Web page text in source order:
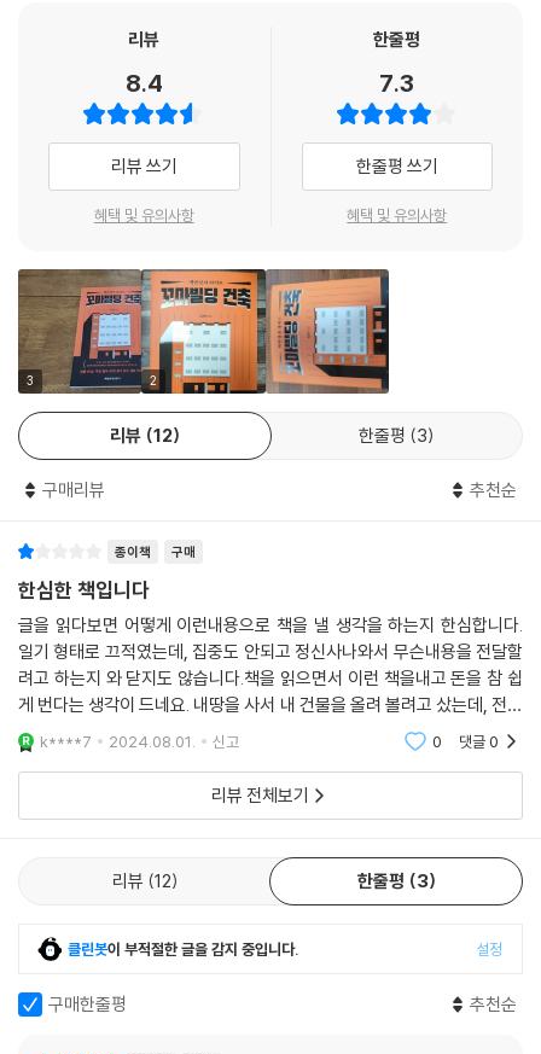
요”라고 잔인하게 설명했다. 청년은 “10만 원만 빼고 나머지는 주시면 안
될까요?”라며, 계약금으로건 20만 원(입주 시 보증금으로 대체됨) 중 10
만 원만 돌려달라고 했다.
-pp. 123~124
마이클이 동석한 두 명의 공무원에게 “여기 분들은 수암천 도심재생사업
편입 토지주입니다. 저 또한 그렇고요. 여기에 온 이유는 담당자로부터 사
리 규제를 풀어달라는 것이고요”라고 일행 소개 및 방문 목적을 밝혔다. 그
러자 왼쪽에 앉은 공무원이 “네, 사업은 계획대로 차질 없이 진행되고 있습
니다. 올해는 설계비가 내려와 설계하고 있으며, 내년 후반기부터 감정평
가액이 나오면 보상이 실시되고, 내후년까지 보상 협의를 마친다는 계획입
니다. 감정평가는 시에서 한 명을 지정하고 도에서 한 명을 지정합니다. 토
지 소유자분들도 과반수 이상 동의하면 한 명을 지정할 수 있는데, 아무래
도 토지 소유자분들이 선임한 감정평가사가 조금 더 유리하게 평가하지 않
을까 생각합니다”라고 적극적으로 안내를 하고, “지번과 연락처를 남겨
다.
고시원은 전체 방 구조와 내부만 둘러보고 끝냈다.
오늘은 토지 및 건물에 대한 보상평가였으므로 ‘영업보상에 대한 평가는
다른 날 따로 진행되기 때문이었다. 그래서 아들 솔 군에게 소방, 에어컨,
온수 탱크, 심지어 로비 전등까지 잊지 말고 모두 언급하라고 하며 식당 등
내부를 둘러보았다. 철거하기에는 너무 깨끗했다. 모두가 말릴 때 ‘망하든
지, 흥하든지’라고 도박하는 심정으로 결단하며 지었던 건물이었다. 만감
이 교차했고 ‘다시는 이런 건물을 짓지 못하겠지’라는 생각이 들었다.
리뷰
8.4
리뷰 쓰기
혜택 및 유의사항
한줄평
7.3
한줄평 쓰기
혜택 및 유의사항
3 2
리뷰 12 한줄평 3
구매리뷰 추천순
종이책 구매
한심한 책입니다
글을 읽다보면 어떻게 이런내용으로 책을 낼 생각을 하는지 한심합니다.
일기 형태로 끄적였는데, 집중도 안되고 정신사나와서 무슨내용을 전달할
려고 하는지 와 닫지도 않습니다.책을 읽으면서 이런 책을내고 돈을 참 쉽
게 번다는 생각이 드네요. 내땅을 사서 내 건물을 올려 볼려고 샀는데, 전혀
도움이 안됩니다. 그냥 자기 자랑 써놓은 느낌 입니다.
k****7 2024.08.01. 신고 0 댓글0
리뷰 전체보기
리뷰 12 한줄평 3
클린봇이 부적절한 글을 감지 중입니다. 설정
구매한줄평 추천순